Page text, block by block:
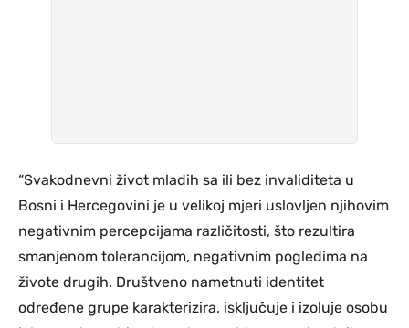
“Svakodnevni život mladih sa ili bez invaliditeta u
Bosni i Hercegovini je u velikoj mjeri uslovljen njihovim
negativnim percepcijama različitosti, što rezultira
smanjenom tolerancijom, negativnim pogledima na
živote drugih. Društveno nametnuti identitet
određene grupe karakterizira, isključuje i izoluje osobu